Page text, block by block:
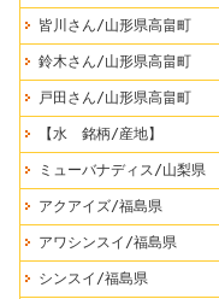
皆川さん/山形県高畠町
鈴木さん/山形県高畠町
戸田さん/山形県高畠町
【水 銘柄/産地】
ミューバナディス/山梨県
アクアイズ/福島県
アワシンスイ/福島県
シンスイ/福島県